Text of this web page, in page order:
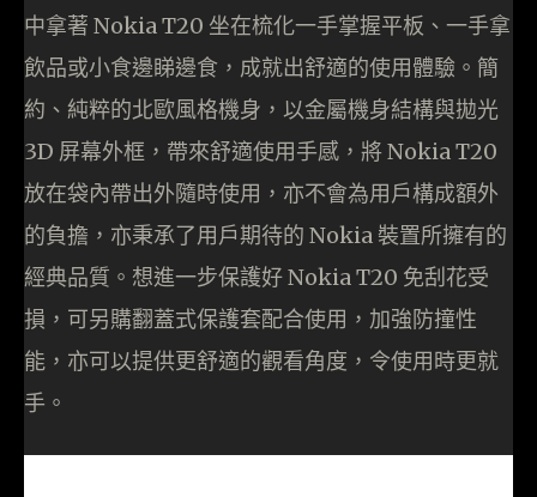
中拿著 Nokia T20 坐在梳化一手掌握平板、一手拿
飲品或小食邊睇邊食，成就出舒適的使用體驗。簡
約、純粹的北歐風格機身，以金屬機身結構與拋光
3D 屏幕外框，帶來舒適使用手感，將 Nokia T20
放在袋內帶出外隨時使用，亦不會為用戶構成額外
的負擔，亦秉承了用戶期待的 Nokia 裝置所擁有的
經典品質。想進一步保護好 Nokia T20 免刮花受
損，可另購翻蓋式保護套配合使用，加強防撞性
能，亦可以提供更舒適的觀看角度，令使用時更就
手。